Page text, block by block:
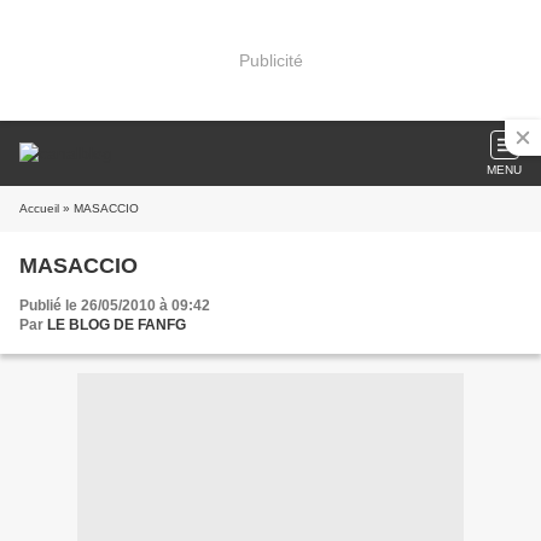
Publicité
MENU
Accueil » MASACCIO
MASACCIO
Publié le 26/05/2010 à 09:42
Par LE BLOG DE FANFG